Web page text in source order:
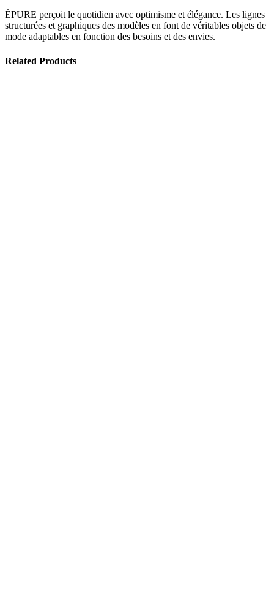
ÉPURE perçoit le quotidien avec optimisme et élégance. Les lignes
structurées et graphiques des modèles en font de véritables objets de
mode adaptables en fonction des besoins et des envies.
Related Products